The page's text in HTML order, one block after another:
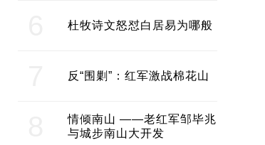
杜牧诗文怒怼白居易为哪般
反“围剿”：红军激战棉花山
情倾南山 ——老红军邹毕兆
与城步南山大开发